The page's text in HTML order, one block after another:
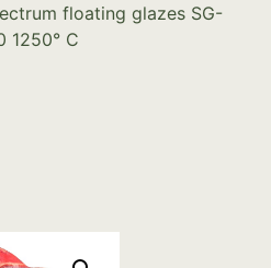
floating glazes SG-
1250° C